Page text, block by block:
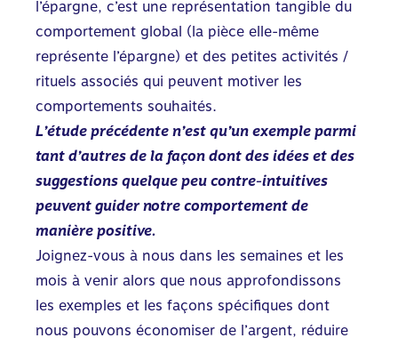
l’épargne, c’est une représentation tangible du
comportement global (la pièce elle-même
représente l’épargne) et des petites activités /
rituels associés qui peuvent motiver les
comportements souhaités.
L’étude précédente n’est qu’un exemple parmi
tant d’autres de la façon dont des idées et des
suggestions quelque peu contre-intuitives
peuvent guider notre comportement de
manière positive.
Joignez-vous à nous dans les semaines et les
mois à venir alors que nous approfondissons
les exemples et les façons spécifiques dont
nous pouvons économiser de l’argent, réduire